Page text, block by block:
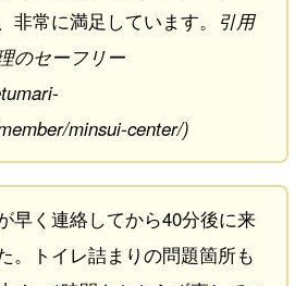
非常に満足しています。 引用
のセーフリー
minsui-center/)
早く連絡してから40分後に来
。トイレ詰まりの問題箇所も